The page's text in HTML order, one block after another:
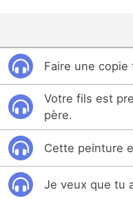
Faire une
Votre fils est
père.
Cette peinture
Je veux que tu